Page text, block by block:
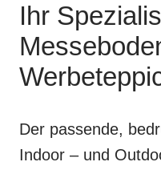
Ihr
Der passende,
Indoor – und